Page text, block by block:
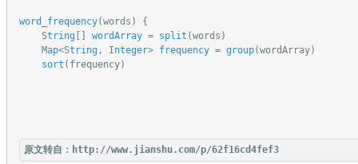
word_frequency(words)
{
    S
tring wordArray = split (words)
    M
ap<String , Integer> frequency = group(wordArray)
sort (frequency)
原文转自： http://www.jianshu.com/p/62f16cd4fef3